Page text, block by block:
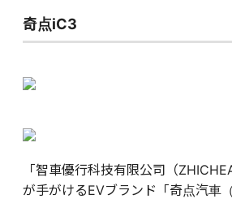
奇点iC3
「智車優行科技有限公司（
が手がけるEVブランド「奇点汽車